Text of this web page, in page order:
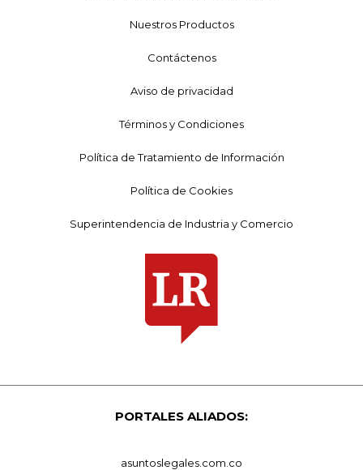
Nuestros Productos
Contáctenos
Aviso de privacidad
Términos y Condiciones
Política de Tratamiento de Información
Política de Cookies
Superintendencia de Industria y Comercio
PORTALES ALIADOS:
asuntoslegales.com.co